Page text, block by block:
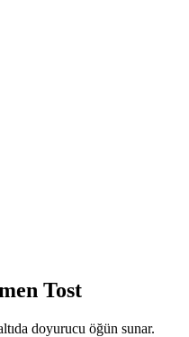
Tost
doyurucu öğün sunar.